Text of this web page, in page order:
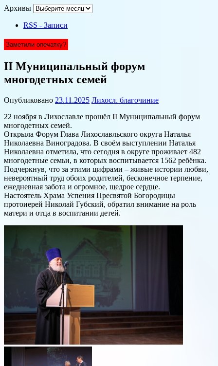
Архивы
RSS - Записи
Заметили опечатку?
II Муниципальный форум
многодетных семей
Опубликовано 23.11.2025 Лихосл. благочиние
22 ноября в Лихославле прошёл II Муниципальный форум
многодетных семей.
Открыла Форум Глава Лихославльского округа Наталья
Николаевна Виноградова. В своём выступлении Наталья
Николаевна отметила, что сегодня в округе проживает 482
многодетные семьи, в которых воспитывается 1562 ребёнка.
Подчеркнув, что за этими цифрами – живые истории любви,
невероятный труд обоих родителей, бесконечное терпение,
ежедневная забота и огромное, щедрое сердце.
Настоятель Храма Успения Пресвятой Богородицы
протоиерей Николай Губский, обратил внимание на роль
матери и отца в воспитании детей.